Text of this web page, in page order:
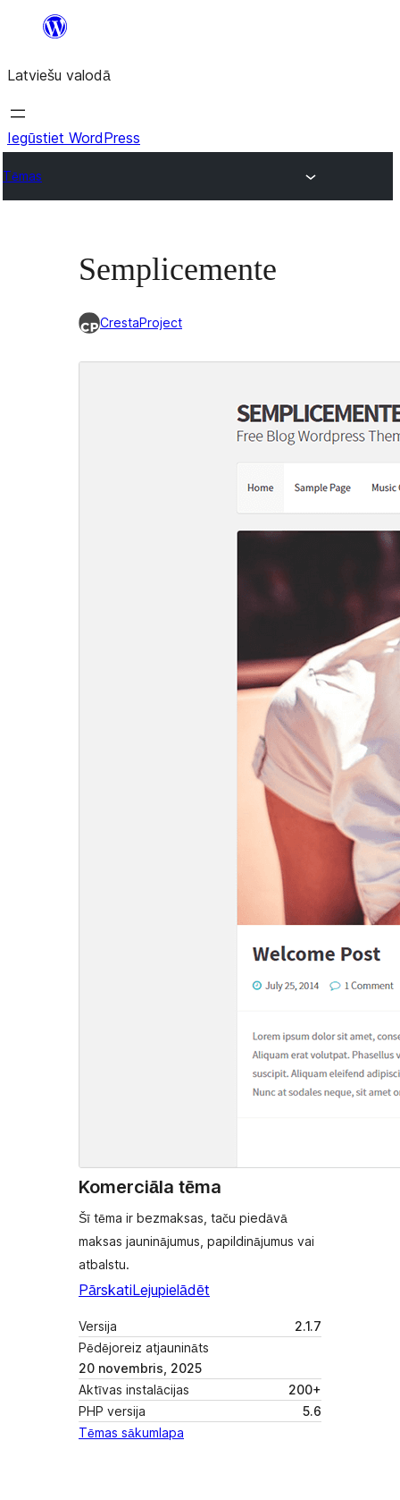
Pāriet
saturu
Latviešu valodā
Iegūstiet WordPress
Tēmas
Semplicemente
CrestaProject
Komerciāla tēma
Šī tēma ir bezmaksas, taču piedāvā
maksas jauninājumus, papildinājumus vai
atbalstu.
PārskatiLejupielādēt
Versija
2.1.7
Pēdējoreiz atjaunināts
20 novembris, 2025
Aktīvas instalācijas
200+
PHP versija
5.6
Tēmas sākumlapa